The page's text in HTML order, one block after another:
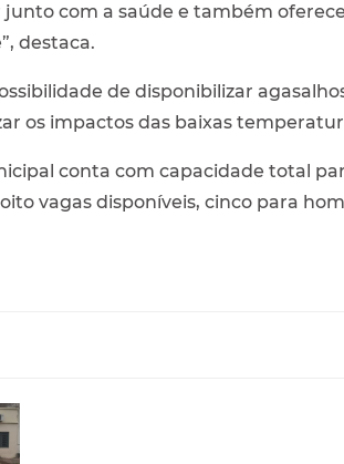
junto com a saúde e também
destaca.
de disponibilizar
os impactos das baixas
conta com capacidade total
vagas disponíveis, cinco para